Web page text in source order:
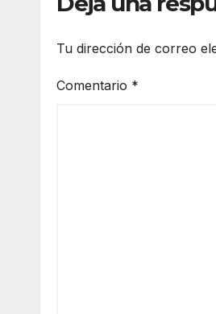
Tu dirección de correo
Comentario *